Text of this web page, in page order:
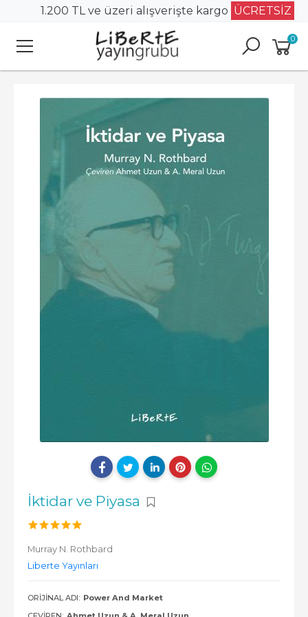
1.200 TL ve üzeri alışverişte kargo ÜCRETSİZ
0
İktidar ve Piyasa
Murray N. Rothbard
Liberte Yayınları
ORIJINAL ADI: Power And Market